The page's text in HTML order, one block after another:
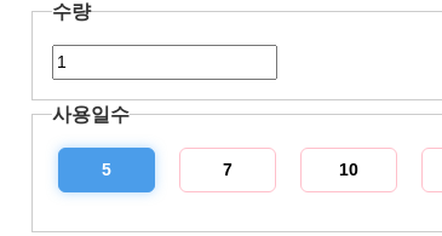
수량
사용일수
5 7 10